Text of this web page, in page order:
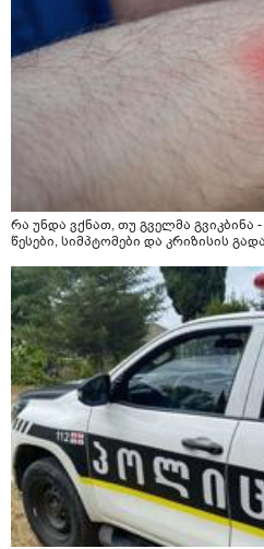
რა უნდა ვქნათ, თუ გველმა
წესები, სიმპტომები და კრიზისის